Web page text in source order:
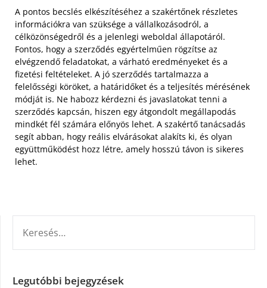
A pontos becslés elkészítéséhez a szakértőnek részletes
információkra van szüksége a vállalkozásodról, a
célközönségedről és a jelenlegi weboldal állapotáról.
Fontos, hogy a szerződés egyértelműen rögzítse az
elvégzendő feladatokat, a várható eredményeket és a
fizetési feltételeket. A jó szerződés tartalmazza a
felelősségi köröket, a határidőket és a teljesítés mérésének
módját is. Ne habozz kérdezni és javaslatokat tenni a
szerződés kapcsán, hiszen egy átgondolt megállapodás
mindkét fél számára előnyös lehet. A szakértő tanácsadás
segít abban, hogy reális elvárásokat alakíts ki, és olyan
együttműködést hozz létre, amely hosszú távon is sikeres
lehet.
Legutóbbi bejegyzések